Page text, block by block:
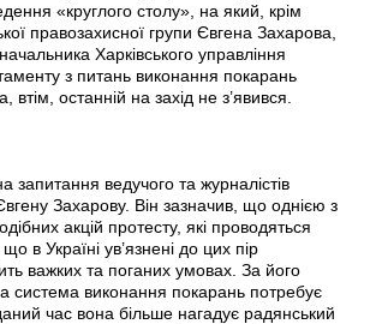
«круглого столу», на який, крім
правозахисної групи Євгена Захарова,
Харківського управління
з питань виконання покарань
останній на захід не з’явився.
запитання ведучого та журналістів
Захарову. Він зазначив, що однією з
акцій протесту, які проводяться
в Україні ув’язнені до цих пір
важких та поганих умовах. За його
система виконання покарань потребує
час вона більше нагадує радянський